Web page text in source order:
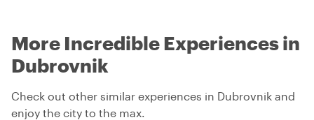
More Incredible Experiences in
Dubrovnik
Check out other similar experiences in Dubrovnik and
enjoy the city to the max.